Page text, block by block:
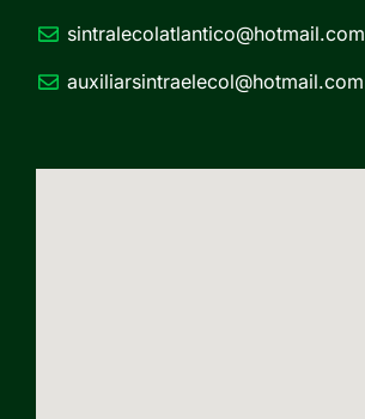
sintralecolatlantico@hotmail.com
auxiliarsintraelecol@hotmail.com